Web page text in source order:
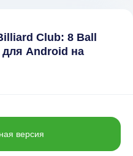
Club: 8 Ball
Android на
версия